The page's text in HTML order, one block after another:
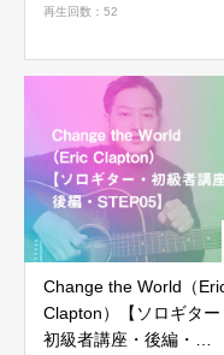
再生回数：52
Change the World（
Clapton）【ソロギター
初級者講座・後編・